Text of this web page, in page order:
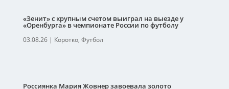
«Зенит» с крупным счетом выиграл на выезде у
«Оренбурга» в чемпионате России по футболу
03.08.26| Коротко, Футбол
Россиянка Мария Жовнер завоевала золото